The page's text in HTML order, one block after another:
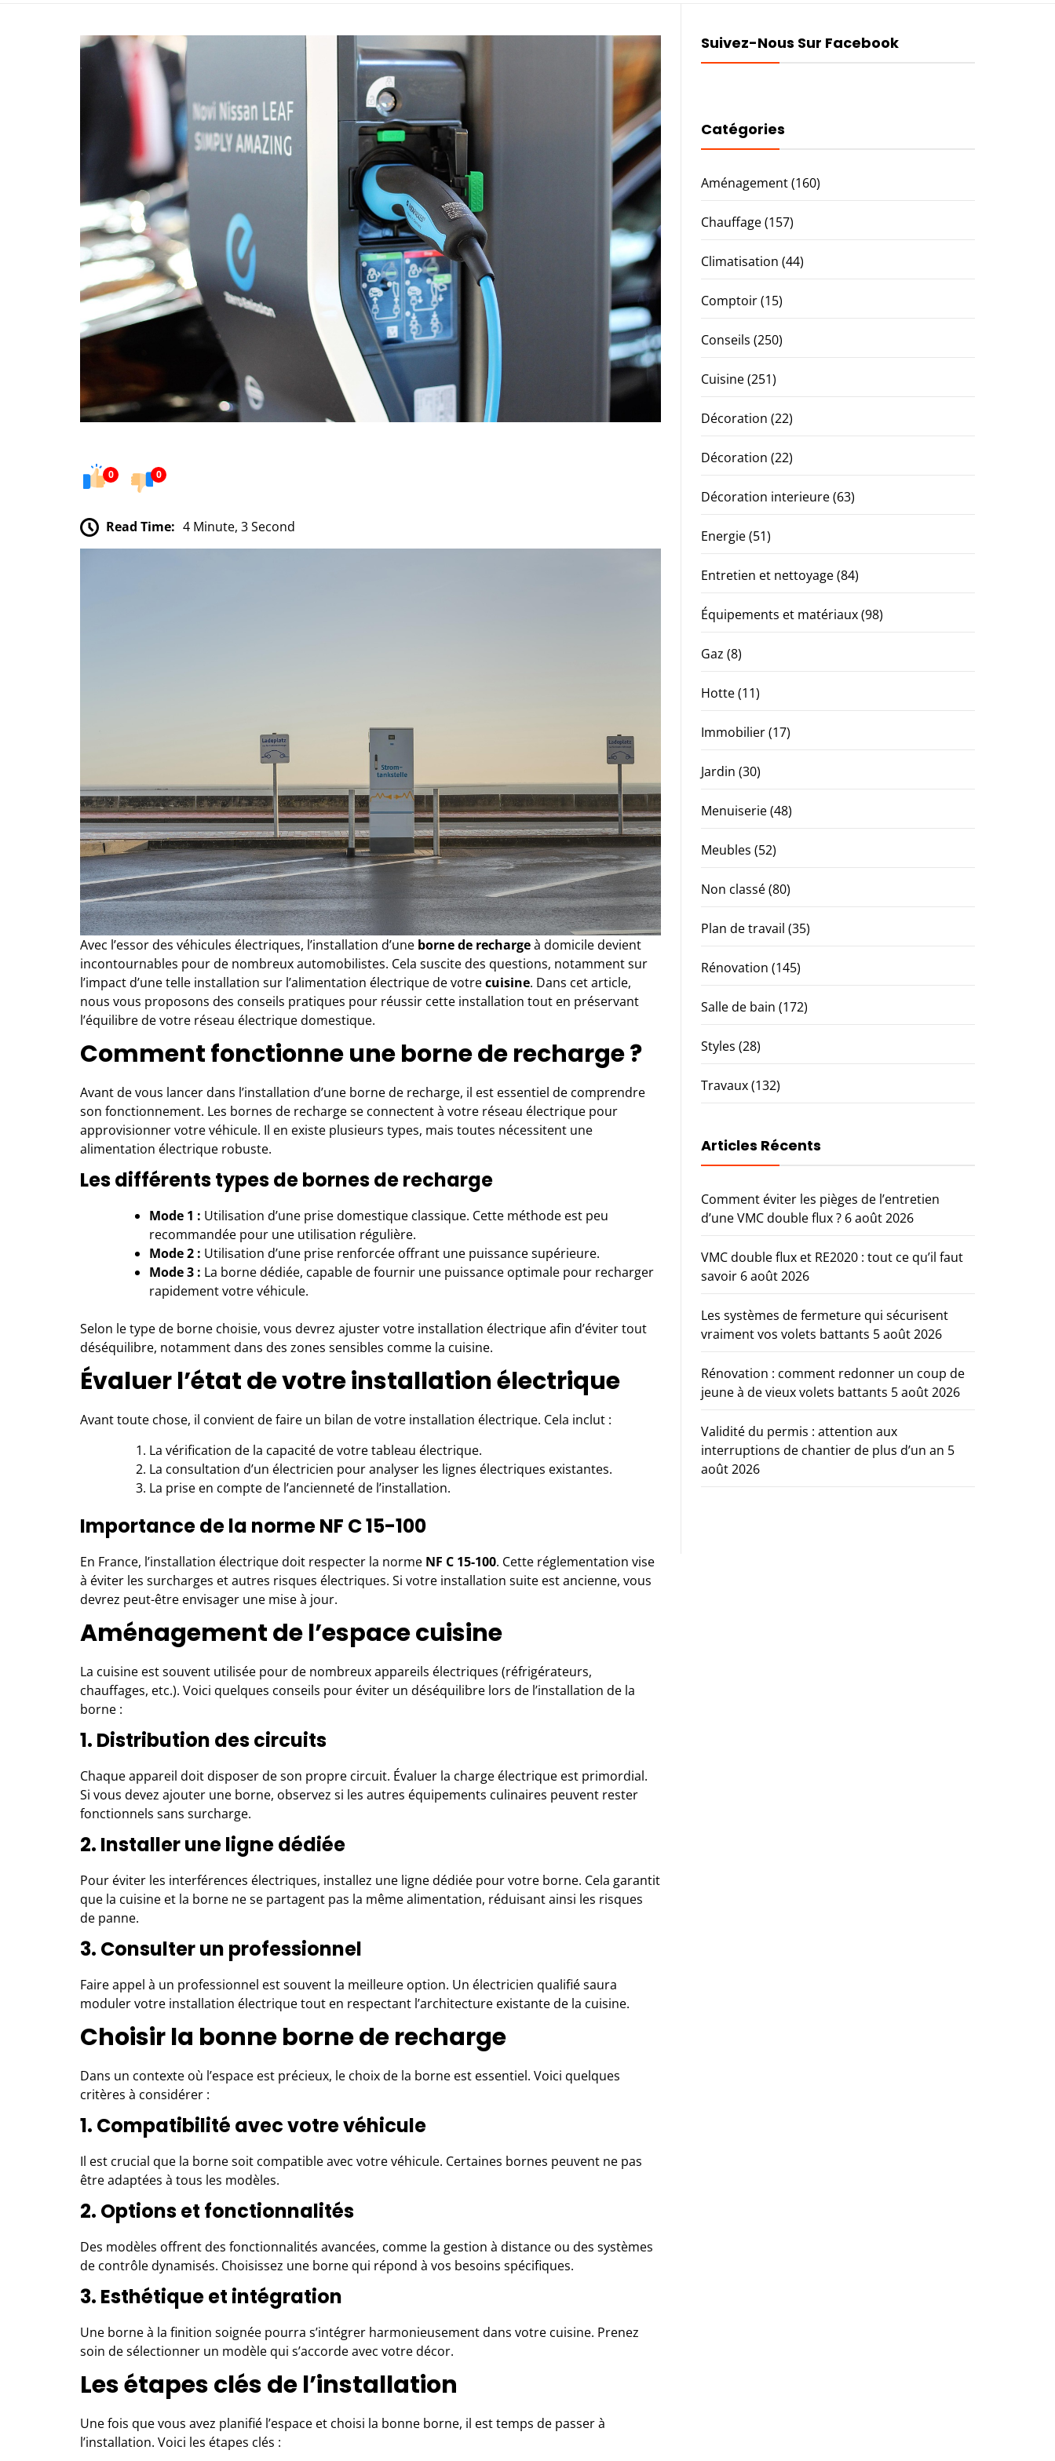
0 0
Read Time: 4 Minute, 3 Second
Avec l’essor des véhicules électriques, l’installation d’une borne de rechargeà domicile devient
incontournables pour de nombreux automobilistes. Cela suscite des questions, notamment sur
l’impact d’une telle installation sur l’alimentation électrique de votrecuisine. Dans cet article,
nous vous proposons des conseils pratiques pour réussir cette installation tout en préservant
l’équilibre de votre réseau électrique domestique.
Comment fonctionne une borne de recharge ?
Avant de vous lancer dans l’installation d’une borne de recharge, il est essentiel de comprendre
son fonctionnement. Les bornes de recharge se connectent à votre réseau électrique pour
approvisionner votre véhicule. Il en existe plusieurs types, mais toutes nécessitent une
alimentation électrique robuste.
Les différents types de bornes de recharge
Mode 1 : Utilisation d’une prise domestique classique. Cette méthode est peu
recommandée pour une utilisation régulière.
Mode 2 : Utilisation d’une prise renforcée offrant une puissance supérieure.
Mode 3 : La borne dédiée, capable de fournir une puissance optimale pour recharger
rapidement votre véhicule.
Selon le type de borne choisie, vous devrez ajuster votre installation électrique afin d’éviter tout
déséquilibre, notamment dans des zones sensibles comme la cuisine.
Évaluer l’état de votre installation électrique
Avant toute chose, il convient de faire un bilan de votre installation électrique. Cela inclut :
La vérification de la capacité de votre tableau électrique.
La consultation d’un électricien pour analyser les lignes électriques existantes.
La prise en compte de l’ancienneté de l’installation.
Importance de la norme NF C 15-100
En France, l’installation électrique doit respecter la norme NF C 15-100. Cette réglementation vise
à éviter les surcharges et autres risques électriques. Si votre installation suite est ancienne, vous
devrez peut-être envisager une mise à jour.
Aménagement de l’espace cuisine
La cuisine est souvent utilisée pour de nombreux appareils électriques (réfrigérateurs,
chauffages, etc.). Voici quelques conseils pour éviter un déséquilibre lors de l’installation de la
borne :
1. Distribution des circuits
Chaque appareil doit disposer de son propre circuit. Évaluer la charge électrique est primordial.
Si vous devez ajouter une borne, observez si les autres équipements culinaires peuvent rester
fonctionnels sans surcharge.
2. Installer une ligne dédiée
Pour éviter les interférences électriques, installez une ligne dédiée pour votre borne. Cela garantit
que la cuisine et la borne ne se partagent pas la même alimentation, réduisant ainsi les risques
de panne.
3. Consulter un professionnel
Faire appel à un professionnel est souvent la meilleure option. Un électricien qualifié saura
moduler votre installation électrique tout en respectant l’architecture existante de la cuisine.
Choisir la bonne borne de recharge
Dans un contexte où l’espace est précieux, le choix de la borne est essentiel. Voici quelques
critères à considérer :
1. Compatibilité avec votre véhicule
Il est crucial que la borne soit compatible avec votre véhicule. Certaines bornes peuvent ne pas
être adaptées à tous les modèles.
2. Options et fonctionnalités
Des modèles offrent des fonctionnalités avancées, comme la gestion à distance ou des systèmes
de contrôle dynamisés. Choisissez une borne qui répond à vos besoins spécifiques.
3. Esthétique et intégration
Une borne à la finition soignée pourra s’intégrer harmonieusement dans votre cuisine. Prenez
soin de sélectionner un modèle qui s’accorde avec votre décor.
Les étapes clés de l’installation
Une fois que vous avez planifié l’espace et choisi la bonne borne, il est temps de passer à
l’installation. Voici les étapes clés :
Suivez-Nous Sur Facebook
Catégories
Aménagement(160)
Chauffage(157)
Climatisation (44)
Comptoir(15)
Conseils (250)
Cuisine(251)
Décoration (22)
Décoration (22)
Décoration interieure(63)
Energie(51)
Entretien et nettoyage(84)
Équipements et matériaux(98)
Gaz (8)
Hotte(11)
Immobilier(17)
Jardin (30)
Menuiserie(48)
Meubles (52)
Non classé(80)
Plan de travail (35)
Rénovation (145)
Salle de bain (172)
Styles (28)
Travaux(132)
Articles Récents
Comment éviter les pièges de l’entretien
d’une VMC double flux ? 6 août 2026
VMC double flux et RE2020 : tout ce qu’il faut
savoir 6 août 2026
Les systèmes de fermeture qui sécurisent
vraiment vos volets battants 5 août 2026
Rénovation : comment redonner un coup de
jeune à de vieux volets battants 5 août 2026
Validité du permis : attention aux
interruptions de chantier de plus d’un an 5
août 2026